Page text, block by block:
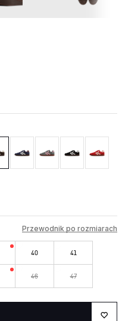
Przewodnik po rozmiarach
40 41
46 47